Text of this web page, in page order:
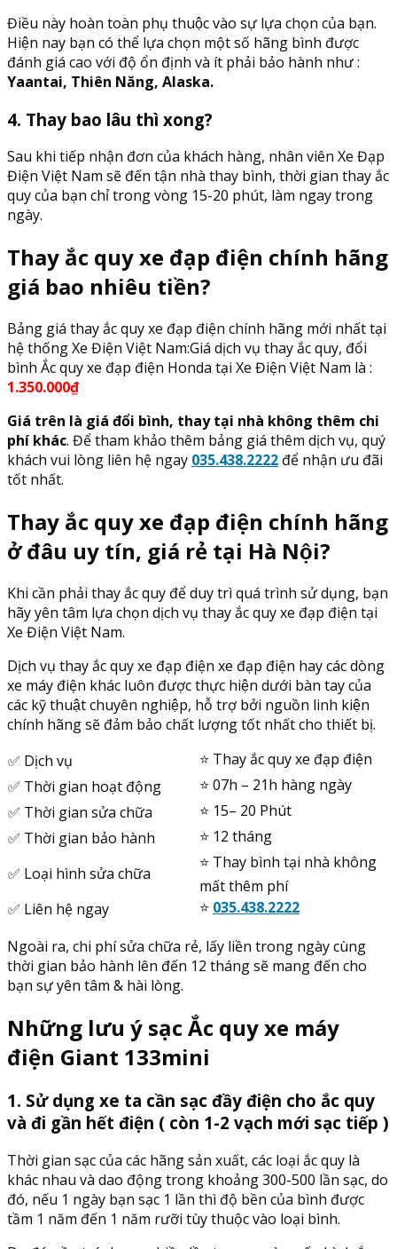
Điều này hoàn toàn phụ thuộc vào sự lựa chọn của bạn.
Hiện nay bạn có thể lựa chọn một số hãng bình được
đánh giá cao với độ ổn định và ít phải bảo hành như :
Yaantai, Thiên Năng, Alaska.
4. Thay bao lâu thì xong?
Sau khi tiếp nhận đơn của khách hàng, nhân viên Xe Đạp
Điện Việt Nam sẽ đến tận nhà thay bình, thời gian thay ắc
quy của bạn chỉ trong vòng 15-20 phút, làm ngay trong
ngày.
Thay ắc quy xe đạp điện chính hãng
giá bao nhiêu tiền?
Bảng giá thay ắc quy xe đạp điện chính hãng mới nhất tại
hệ thống Xe Điện Việt Nam:Giá dịch vụ thay ắc quy, đổi
bình Ắc quy xe đạp điện Honda tại Xe Điện Việt Nam là :
1.350.000₫
Giá trên là giá đổi bình, thay tại nhà không thêm chi
phí khác. Để tham khảo thêm bảng giá thêm dịch vụ, quý
khách vui lòng liên hệ ngay 035.438.2222 để nhận ưu đãi
tốt nhất.
Thay ắc quy xe đạp điện chính hãng
ở đâu uy tín, giá rẻ tại Hà Nội?
Khi cần phải thay ắc quy để duy trì quá trình sử dụng, bạn
hãy yên tâm lựa chọn dịch vụ thay ắc quy xe đạp điện tại
Xe Điện Việt Nam.
Dịch vụ thay ắc quy xe đạp điện xe đạp điện hay các dòng
xe máy điện khác luôn được thực hiện dưới bàn tay của
các kỹ thuật chuyên nghiệp, hỗ trợ bởi nguồn linh kiện
chính hãng sẽ đảm bảo chất lượng tốt nhất cho thiết bị.
✅ Dịch vụ
⭐️ Thay ắc quy xe đạp điện
✅ Thời gian hoạt động
⭐️ 07h – 21h hàng ngày
✅ Thời gian sửa chữa
⭐️ 15– 20 Phút
✅ Thời gian bảo hành
⭐️ 12 tháng
✅ Loại hình sửa chữa
⭐️ Thay bình tại nhà không
mất thêm phí
✅ Liên hệ ngay
⭐️ 035.438.2222
Ngoài ra, chi phí sửa chữa rẻ, lấy liền trong ngày cùng
thời gian bảo hành lên đến 12 tháng sẽ mang đến cho
bạn sự yên tâm & hài lòng.
Những lưu ý sạc Ắc quy xe máy
điện Giant 133mini
1. Sử dụng xe ta cần sạc đầy điện cho ắc quy
và đi gần hết điện ( còn 1-2 vạch mới sạc tiếp )
Thời gian sạc của các hãng sản xuất, các loại ắc quy là
khác nhau và dao động trong khoảng 300-500 lần sạc, do
đó, nếu 1 ngày bạn sạc 1 lần thì độ bền của bình được
tầm 1 năm đến 1 năm rưỡi tùy thuộc vào loại bình.